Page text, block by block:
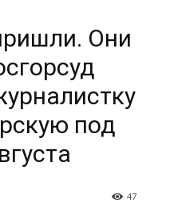
Они
под
47